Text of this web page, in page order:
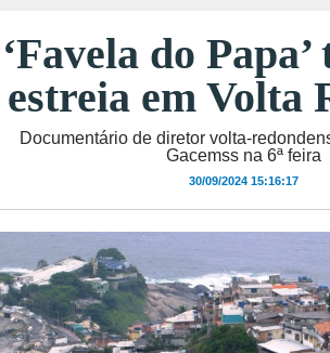
‘Favela do
estreia em Volta
Documentário de diretor volta-
Gacemss na 6ª feira
30/09/2024 15:16:17